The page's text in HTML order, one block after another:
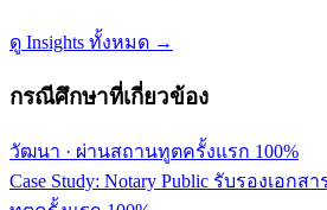
ดู Insights ทั้งหมด →
กรณีศึกษาที่เกี่ยวข้อง
วัฒนา · ผ่านสถานทูตครั้งแรก 100%
Case Study: Notary Public รับรองเอก